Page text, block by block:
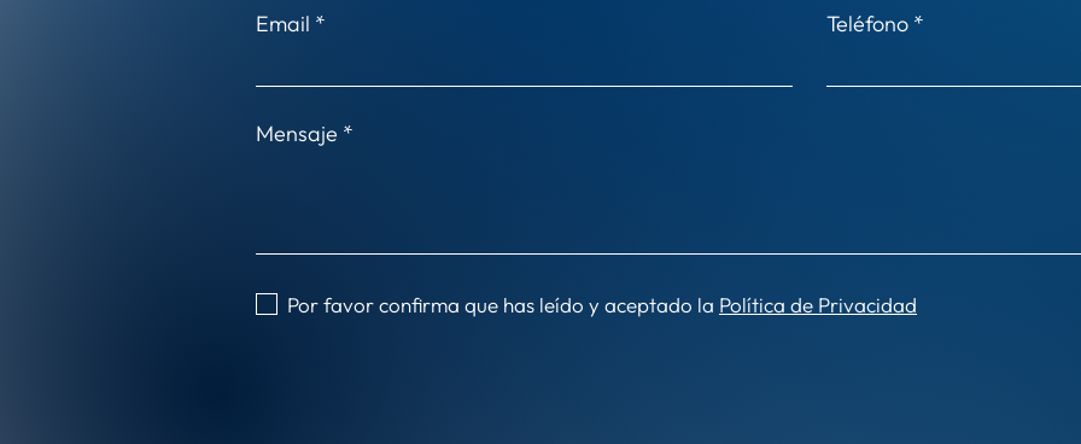
Email Teléfono
Mensaje
Por favor confirma que has leído y aceptado la Política de Privacidad